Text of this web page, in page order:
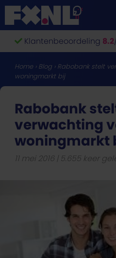
Ga
naar
de
inhoudKlantenbeoordeling 8.2
Home› Blog › Rabobank stelt
woningmarkt bij
Rabobank
verwachting
woningmarkt
11 mei 2016 5.655 keer